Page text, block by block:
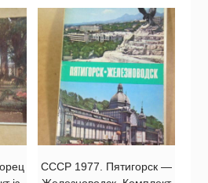
СССР 1977. Пятигорск —